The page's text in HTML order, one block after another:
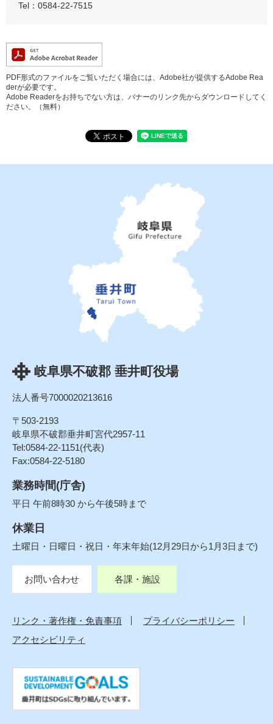
Tel：0584-22-7515
PDF形式のファイルをご覧いただく場合には、Adobe社が提供するAdobe Rea
derが必要です。
Adobe Readerをお持ちでない方は、バナーのリンク先からダウンロードしてく
ださい。（無料）
岐阜県不破郡 垂井町役場
法人番号7000020213616
〒503-2193
岐阜県不破郡垂井町宮代2957-11
Tel:0584-22-1151(代表)
Fax:0584-22-5180
業務時間(庁舎)
平日 午前8時30 から午後5時まで
休業日
土曜日・日曜日・祝日・年末年始(12月29日から1月3日まで)
お問い合わせ 各課・施設
リンク・著作権・免責事項
プライバシーポリシー
アクセシビリティ